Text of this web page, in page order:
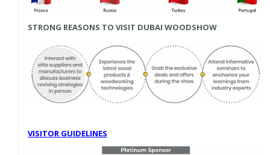
STRONG REASONS TO VISIT DUBAI WOODSHOW
VISITOR GUIDELINES